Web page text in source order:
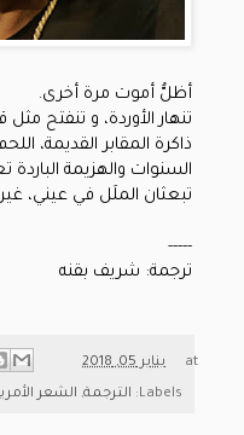
أظلُّ أموت مرة أخرى.
تنهار الأوردة، و تنفتح
ذاكرة المقابر القديمة،
السنوات والهزيمة
تبعثان الملَل في عيني،
-----
ترجمة: شريف بقنه
at يناير 05, 2018
Labels: الترجمة, الشعر